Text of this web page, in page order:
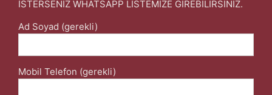
İSTERSENİZ WHATSAPP LİSTEMİZE GİREBİLİRSİNİZ.
Ad Soyad (gerekli)
Mobil Telefon (gerekli)